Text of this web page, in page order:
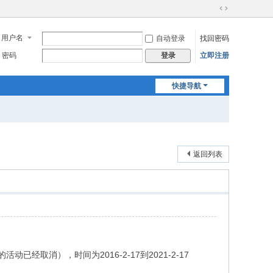
切
到
宽
用户名 自动登录
找回密码
密码
登录 立即注册
快捷导航
返回列表
活动已经取消），时间为2016-2-17到2021-2-17